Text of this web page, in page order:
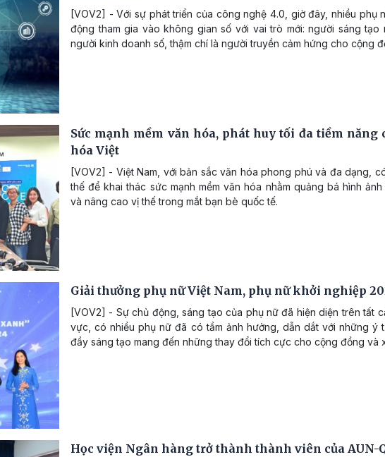
[VOV2] - Với sự phát triển của công nghệ 4.0, giờ đây, nhiều phụ
động tham gia vào không gian số với vai trò mới: người sáng tạo
người kinh doanh số, thậm chí là người truyền cảm hứng cho cộng
Sức mạnh mềm văn hóa, phát huy tối đa tiềm năng
hóa Việt
[VOV2] - Việt Nam, với bản sắc văn hóa phong phú và đa dạng,
thế để khai thác sức mạnh mềm văn hóa nhằm quảng bá hình
và nâng cao vị thế trong mắt bạn bè quốc tế.
Giải thưởng phụ nữ Việt Nam, phụ nữ khởi nghiệp
[VOV2] - Sự chủ động, sáng tạo của phụ nữ đã hiện diện trên tất
vực, có nhiều phụ nữ đã có tầm ảnh hưởng, dẫn dắt với những ý
đầy sáng tạo mang đến những thay đổi tích cực cho cộng đồng và
Học viện Ngân hàng trở thành thành viên của AUN-